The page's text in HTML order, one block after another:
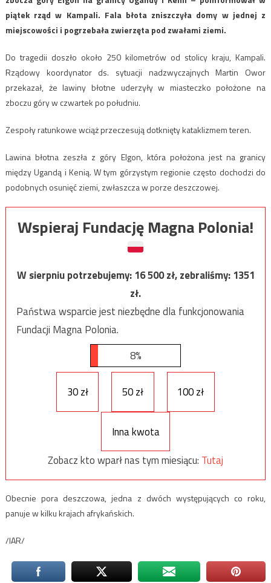
piątek rząd w Kampali. Fala błota zniszczyła domy w jednej z
miejscowości i pogrzebała zwierzęta pod zwałami ziemi.
Do tragedii doszło około 250 kilometrów od stolicy kraju, Kampali.
Rządowy koordynator ds. sytuacji nadzwyczajnych Martin Owor
przekazał, że lawiny błotne uderzyły w miasteczko położone na
zboczu góry w czwartek po południu.
Zespoły ratunkowe wciąż przeczesują dotknięty kataklizmem teren.
Lawina błotna zeszła z góry Elgon, która położona jest na granicy
między Ugandą i Kenią. W tym górzystym regionie często dochodzi do
podobnych osunięć ziemi, zwłaszcza w porze deszczowej.
Wspieraj Fundację Magna Polonia!
W sierpniu potrzebujemy:16 500zł, zebraliśmy:1351
zł.
Państwa wsparcie jest niezbędne dla funkcjonowania
Fundacji Magna Polonia.
8%
30 zł 50 zł 100 zł
Inna kwota
Zobacz kto wparł nas tym miesiącu: Tutaj
Obecnie pora deszczowa, jedna z dwóch występujących co roku,
panuje w kilku krajach afrykańskich.
/IAR/